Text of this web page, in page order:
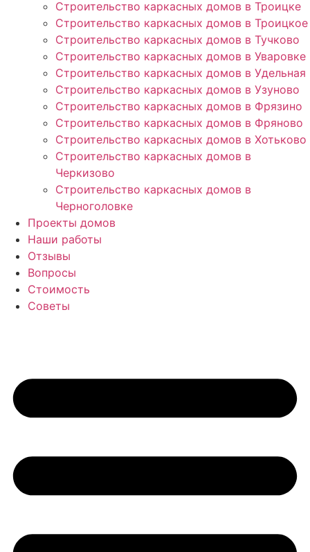
Строительство каркасных домов в Троицке
Строительство каркасных домов в Троицкое
Строительство каркасных домов в Тучково
Строительство каркасных домов в Уваровке
Строительство каркасных домов в Удельная
Строительство каркасных домов в Узуново
Строительство каркасных домов в Фрязино
Строительство каркасных домов в Фряново
Строительство каркасных домов в Хотьково
Строительство каркасных домов в
Черкизово
Строительство каркасных домов в
Черноголовке
Проекты домов
Наши работы
Отзывы
Вопросы
Стоимость
Советы